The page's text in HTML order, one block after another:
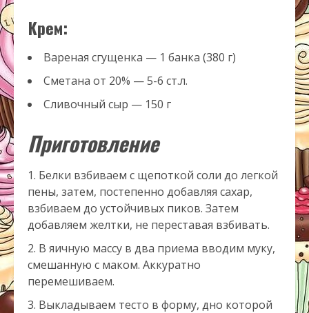
Крем:
Вареная сгущенка — 1 банка (380 г)
Сметана от 20% — 5-6 ст.л.
Сливочный сыр — 150 г
Приготовление
Белки взбиваем с щепоткой соли до легкой
пены, затем, постепенно добавляя сахар,
взбиваем до устойчивых пиков. Затем
добавляем желтки, не переставая взбивать.
В яичную массу в два приема вводим муку,
смешанную с маком. Аккуратно
перемешиваем.
Выкладываем тесто в форму, дно которой